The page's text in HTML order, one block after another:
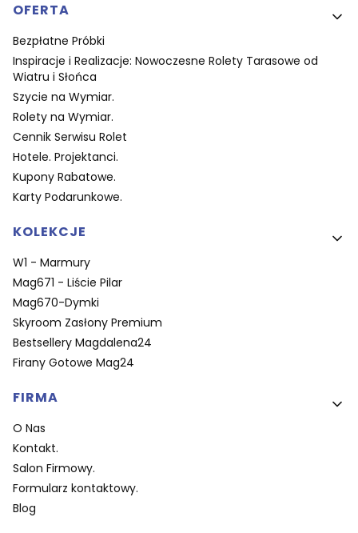
OFERTA
Bezpłatne Próbki
Inspiracje i Realizacje: Nowoczesne Rolety Tarasowe od
Wiatru i Słońca
Szycie na Wymiar.
Rolety na Wymiar.
Cennik Serwisu Rolet
Hotele. Projektanci.
Kupony Rabatowe.
Karty Podarunkowe.
KOLEKCJE
W1 - Marmury
Mag671 - Liście Pilar
Mag670-Dymki
Skyroom Zasłony Premium
Bestsellery Magdalena24
Firany Gotowe Mag24
FIRMA
O Nas
Kontakt.
Salon Firmowy.
Formularz kontaktowy.
Blog